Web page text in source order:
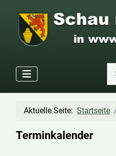
Aktuelle Seite: Startseite
Terminkalender